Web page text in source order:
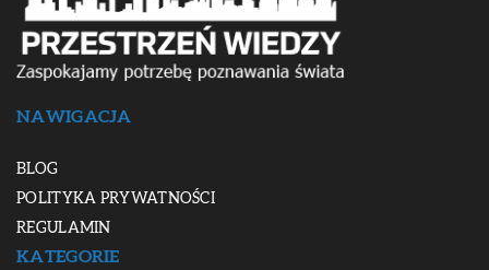
NAWIGACJA
BLOG
POLITYKA PRYWATNOŚCI
REGULAMIN
KATEGORIE